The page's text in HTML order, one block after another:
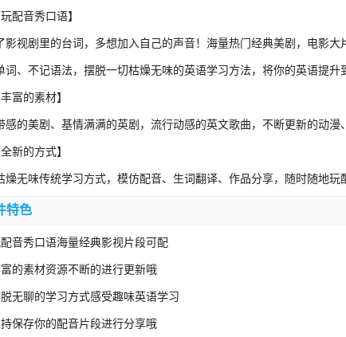
配音秀口语】
影视剧里的台词，多想加入自己的声音！海量热门经典美剧，电影
词、不记语法，摆脱一切枯燥无味的英语学习方法，将你的英语提升
富的素材】
感的美剧、基情满满的英剧，流行动感的英文歌曲，不断更新的动
新的方式】
燥无味传统学习方式，模仿配音、生词翻译、作品分享，随时随地
特色
音秀口语海量经典影视片段可配
的素材资源不断的进行更新哦
无聊的学习方式感受趣味英语学习
保存你的配音片段进行分享哦